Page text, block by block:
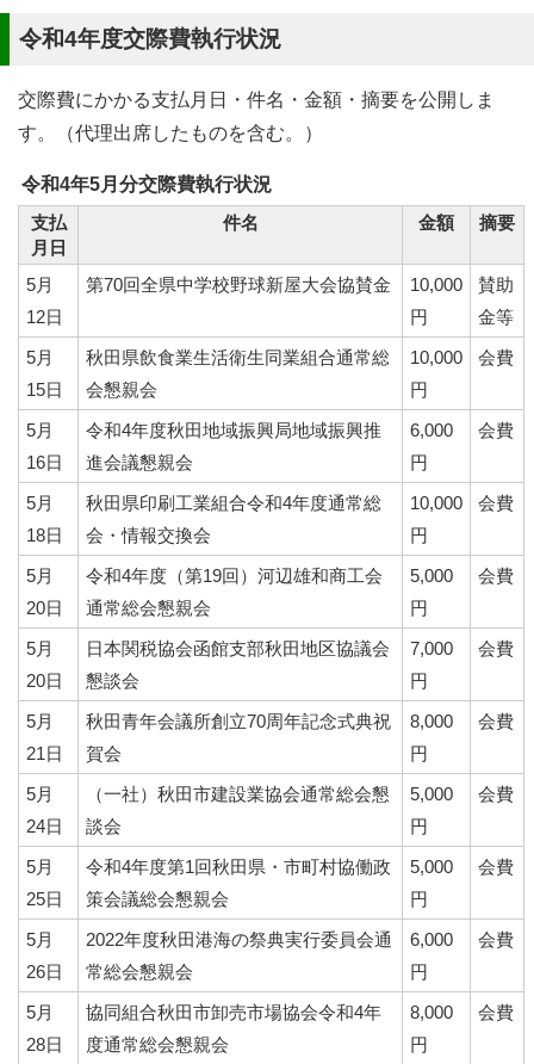
令和4年度交際費執行状況
交際費にかかる支払月日・件名・金額・摘要を公開しま
す。（代理出席したものを含む。）
令和4年5月分交際費執行状況
支払
月日
件名 金額 摘要
5月
12日
第70回全県中学校野球新屋大会協賛金
10,000
円
賛助
金等
5月
15日
秋田県飲食業生活衛生同業組合通常総
会懇親会
10,000
円
会費
5月
16日
令和4年度秋田地域振興局地域振興推
進会議懇親会
6,000
円
会費
5月
18日
秋田県印刷工業組合令和4年度通常総
会・情報交換会
10,000
円
会費
5月
20日
令和4年度（第19回）河辺雄和商工会
通常総会懇親会
5,000
円
会費
5月
20日
日本関税協会函館支部秋田地区協議会
懇談会
7,000
円
会費
5月
21日
秋田青年会議所創立70周年記念式典祝
賀会
8,000
円
会費
5月
24日
（一社）秋田市建設業協会通常総会懇
談会
5,000
円
会費
5月
25日
令和4年度第1回秋田県・市町村協働政
策会議総会懇親会
5,000
円
会費
5月
26日
2022年度秋田港海の祭典実行委員会通
常総会懇親会
6,000
円
会費
5月
28日
協同組合秋田市卸売市場協会令和4年
度通常総会懇親会
8,000
円
会費